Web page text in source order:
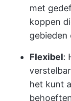
met
koppen
gebieden
Flexibel:
het kunt